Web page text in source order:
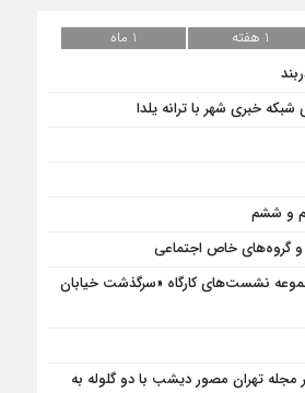
1 هفته
1 ماه
شبکه خبری شهر با ترانه یلدا
و ششم
و گروه‌های خاص اجتماعی
نشست‌های کارگاه «سرگذشت خیابان
مجله تهران مصور دیشب با دو گلوله به